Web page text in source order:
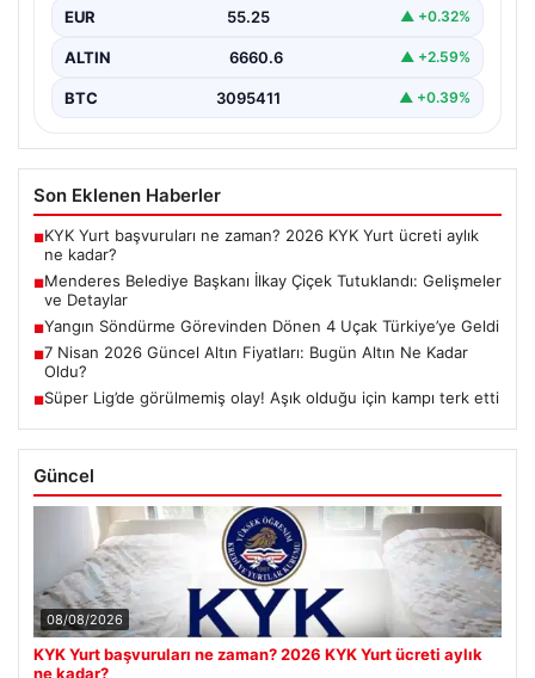
EUR 55.25 ▲ +0.32%
ALTIN 6660.6 ▲ +2.59%
BTC 3095411 ▲ +0.39%
Son Eklenen Haberler
■KYK Yurt başvuruları ne zaman? 2026 KYK Yurt ücreti aylık
ne kadar?
■Menderes Belediye Başkanı İlkay Çiçek Tutuklandı: Gelişmeler
ve Detaylar
■Yangın Söndürme Görevinden Dönen 4 Uçak Türkiye’ye Geldi
■7 Nisan 2026 Güncel Altın Fiyatları: Bugün Altın Ne Kadar
Oldu?
■Süper Lig’de görülmemiş olay! Aşık olduğu için kampı terk etti
Güncel
08/08/2026
KYK Yurt başvuruları ne zaman? 2026 KYK Yurt ücreti aylık
ne kadar?